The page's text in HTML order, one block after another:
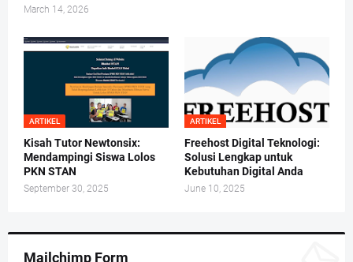
March 14, 2026
ARTIKEL
Kisah Tutor Newtonsix:
Mendampingi Siswa Lolos
PKN STAN
September 30, 2025
ARTIKEL
Freehost Digital Teknologi:
Solusi Lengkap untuk
Kebutuhan Digital Anda
June 10, 2025
Mailchimp Form